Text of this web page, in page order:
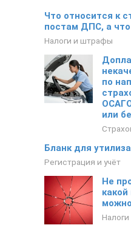
Что относится к
постам ДПС, а
Налоги и штрафы
по
или
Бланк для
Регистрация и учёт
Не